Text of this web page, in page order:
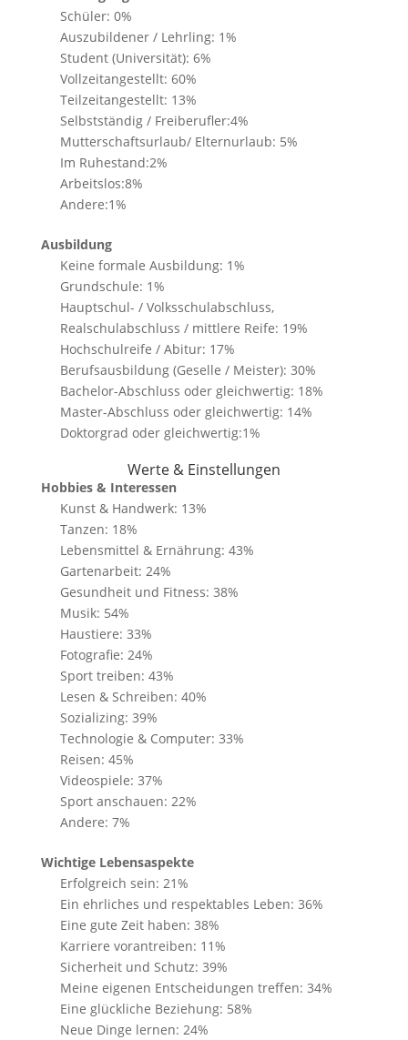
Schüler: 0%
Auszubildener / Lehrling: 1%
Student (Universität): 6%
Vollzeitangestellt: 60%
Teilzeitangestellt: 13%
Selbstständig / Freiberufler:4%
Mutterschaftsurlaub/ Elternurlaub: 5%
Im Ruhestand:2%
Arbeitslos:8%
Andere:1%
Ausbildung
Keine formale Ausbildung: 1%
Grundschule: 1%
Hauptschul- / Volksschulabschluss,
Realschulabschluss / mittlere Reife: 19%
Hochschulreife / Abitur: 17%
Berufsausbildung (Geselle / Meister): 30%
Bachelor-Abschluss oder gleichwertig: 18%
Master-Abschluss oder gleichwertig: 14%
Doktorgrad oder gleichwertig:1%
Werte & Einstellungen
Hobbies & Interessen
Kunst & Handwerk: 13%
Tanzen: 18%
Lebensmittel & Ernährung: 43%
Gartenarbeit: 24%
Gesundheit und Fitness: 38%
Musik: 54%
Haustiere: 33%
Fotografie: 24%
Sport treiben: 43%
Lesen & Schreiben: 40%
Sozializing: 39%
Technologie & Computer: 33%
Reisen: 45%
Videospiele: 37%
Sport anschauen: 22%
Andere: 7%
Wichtige Lebensaspekte
Erfolgreich sein: 21%
Ein ehrliches und respektables Leben: 36%
Eine gute Zeit haben: 38%
Karriere vorantreiben: 11%
Sicherheit und Schutz: 39%
Meine eigenen Entscheidungen treffen: 34%
Eine glückliche Beziehung: 58%
Neue Dinge lernen: 24%